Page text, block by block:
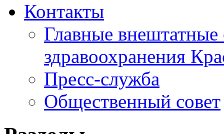
Контакты
Главные внештатные
здравоохранения
Пресс-служба
Общественный совет